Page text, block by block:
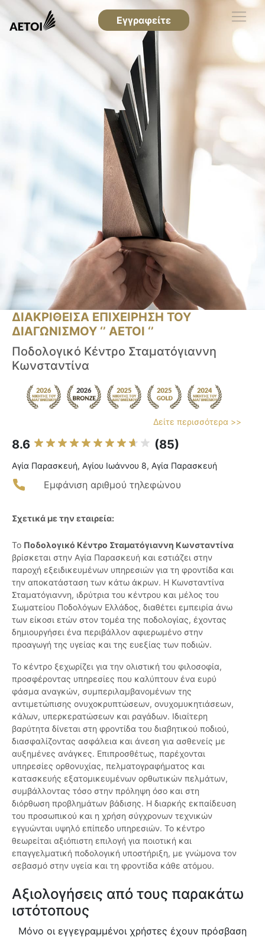
Εγγραφείτε
ΔΙΑΚΡΙΘΕΙΣΑ ΕΠΙΧΕΙΡΗΣΗ ΤΟΥ
ΔΙΑΓΩΝΙΣΜΟΥ ‘’ ΑΕΤΟΙ ‘’
Ποδολογικό Κέντρο Σταματόγιαννη
Κωνσταντίνα
Δείτε περισσότερα >>
8.6 (85)
Αγία Παρασκευή, Αγίου Ιωάννου 8, Αγία Παρασκευή
Εμφάνιση αριθμού τηλεφώνου
Σχετικά με την εταιρεία:
Το Ποδολογικό Κέντρο Σταματόγιαννη Κωνσταντίνα
βρίσκεται στην Αγία Παρασκευή και εστιάζει στην
παροχή εξειδικευμένων υπηρεσιών για τη φροντίδα και
την αποκατάσταση των κάτω άκρων. Η Κωνσταντίνα
Σταματόγιαννη, ιδρύτρια του κέντρου και μέλος του
Σωματείου Ποδολόγων Ελλάδος, διαθέτει εμπειρία άνω
των είκοσι ετών στον τομέα της ποδολογίας, έχοντας
δημιουργήσει ένα περιβάλλον αφιερωμένο στην
προαγωγή της υγείας και της ευεξίας των ποδιών.
Το κέντρο ξεχωρίζει για την ολιστική του φιλοσοφία,
προσφέροντας υπηρεσίες που καλύπτουν ένα ευρύ
φάσμα αναγκών, συμπεριλαμβανομένων της
αντιμετώπισης ονυχοκρυπτώσεων, ονυχομυκητιάσεων,
κάλων, υπερκερατώσεων και ραγάδων. Ιδιαίτερη
βαρύτητα δίνεται στη φροντίδα του διαβητικού ποδιού,
διασφαλίζοντας ασφάλεια και άνεση για ασθενείς με
αυξημένες ανάγκες. Επιπροσθέτως, παρέχονται
υπηρεσίες ορθονυχίας, πελματογραφήματος και
κατασκευής εξατομικευμένων ορθωτικών πελμάτων,
συμβάλλοντας τόσο στην πρόληψη όσο και στη
διόρθωση προβλημάτων βάδισης. Η διαρκής εκπαίδευση
του προσωπικού και η χρήση σύγχρονων τεχνικών
εγγυώνται υψηλό επίπεδο υπηρεσιών. Το κέντρο
θεωρείται αξιόπιστη επιλογή για ποιοτική και
επαγγελματική ποδολογική υποστήριξη, με γνώμονα τον
σεβασμό στην υγεία και τη φροντίδα κάθε ατόμου.
Αξιολογήσεις από τους παρακάτω
ιστότοπους
Μόνο οι εγγεγραμμένοι χρήστες έχουν πρόσβαση